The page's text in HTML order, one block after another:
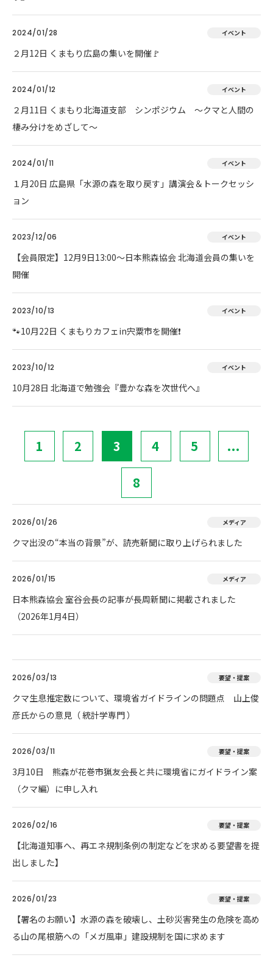
2024/01/28 イベント
２月12日 くまもり広島の集いを開催🚩
2024/01/12 イベント
２月11日 くまもり北海道支部 シンポジウム ～クマと人間の
棲み分けをめざして～
2024/01/11 イベント
１月20日 広島県「水源の森を取り戻す」講演会＆トークセッシ
ョン
2023/12/06 イベント
【会員限定】12月9日13:00～日本熊森協会 北海道会員の集いを
開催
2023/10/13 イベント
🐾10月22日 くまもりカフェin宍粟市を開催❗
2023/10/12 イベント
10月28日 北海道で勉強会『豊かな森を次世代へ』
1 2 3 4 5 ...
8
2026/01/26 メディア
クマ出没の“本当の背景”が、読売新聞に取り上げられました
2026/01/15 メディア
日本熊森協会 室谷会長の記事が長周新聞に掲載されました
（2026年1月4日）
2026/03/13 要望・提案
クマ生息推定数について、環境省ガイドラインの問題点 山上俊
彦氏からの意見（ 統計学専門 ）
2026/03/11 要望・提案
3月10日 熊森が花巻市猟友会長と共に環境省にガイドライン案
（クマ編）に申し入れ
2026/02/16 要望・提案
【北海道知事へ、再エネ規制条例の制定などを求める要望書を提
出しました】
2026/01/23 要望・提案
【署名のお願い】水源の森を破壊し、土砂災害発生の危険を高め
る山の尾根筋への「メガ風車」建設規制を国に求めます